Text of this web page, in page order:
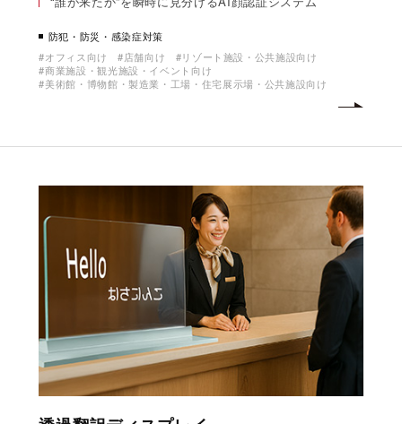
防犯・防災・感染症対策
オフィス向け
店舗向け
リゾート施設・公共施設向け
商業施設・観光施設・イベント向け
美術館・博物館・製造業・工場・住宅展示場・公共施設向け